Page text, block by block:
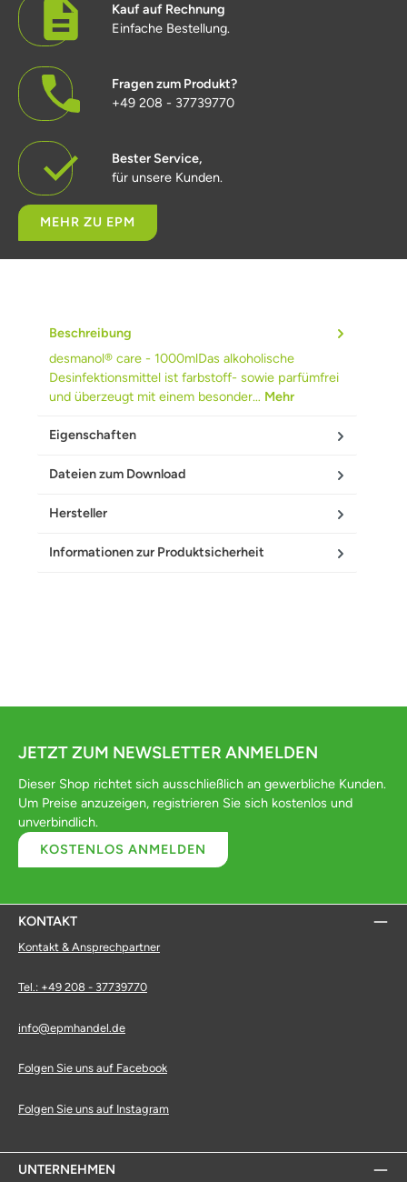
Kauf auf Rechnung
Einfache Bestellung.
Fragen zum Produkt?
+49 208 - 37739770
Bester Service,
für unsere Kunden.
MEHR ZU EPM
Beschreibung
desmanol® care - 1000mlDas alkoholische
Desinfektionsmittel ist farbstoff- sowie parfümfrei
und überzeugt mit einem besonder… Mehr
Eigenschaften
Dateien zum Download
Hersteller
Informationen zur Produktsicherheit
JETZT ZUM NEWSLETTER ANMELDEN
Dieser Shop richtet sich ausschließlich an gewerbliche Kunden.
Um Preise anzuzeigen, registrieren Sie sich kostenlos und
unverbindlich.
KOSTENLOS ANMELDEN
KONTAKT
Kontakt & Ansprechpartner
Tel.: +49 208 - 37739770
info@epmhandel.de
Folgen Sie uns auf Facebook
Folgen Sie uns auf Instagram
UNTERNEHMEN